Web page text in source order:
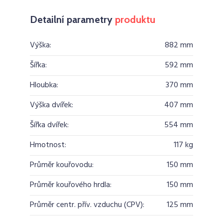
Detailní parametry produktu
Výška:
882 mm
Šířka:
592 mm
Hloubka:
370 mm
Výška dvířek:
407 mm
Šířka dvířek:
554 mm
Hmotnost:
117 kg
Průměr kouřovodu:
150 mm
Průměr kouřového hrdla:
150 mm
Průměr centr. přív. vzduchu (CPV):
125 mm